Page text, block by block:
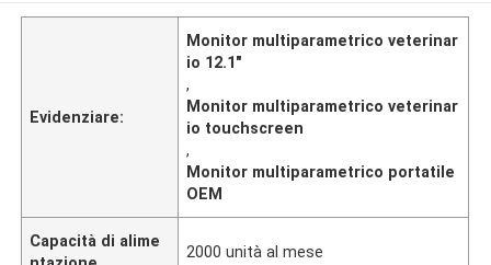
Evidenziare:
Monitor multiparametrico veterinar
io 12.1"
,
Monitor multiparametrico veterinar
io touchscreen
,
Monitor multiparametrico portatile
OEM
Capacità di alime
2000 unità al mese